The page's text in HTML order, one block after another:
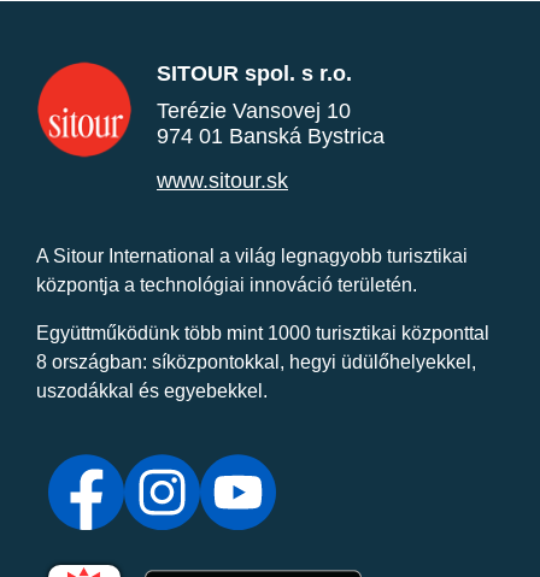
SITOUR spol. s r.o.
Terézie Vansovej 10
974 01 Banská Bystrica
www.sitour.sk
A Sitour International a világ legnagyobb turisztikai
központja a technológiai innováció területén.
Együttműködünk több mint 1000 turisztikai központtal
8 országban: síközpontokkal, hegyi üdülőhelyekkel,
uszodákkal és egyebekkel.